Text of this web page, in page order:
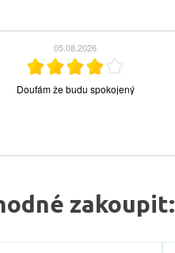
zakoupit: